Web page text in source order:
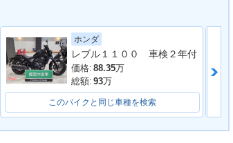
ホンダ
レブル１１００ 車検２年付
価格: 88.35万
総額: 93万
このバイクと同じ車種を検索